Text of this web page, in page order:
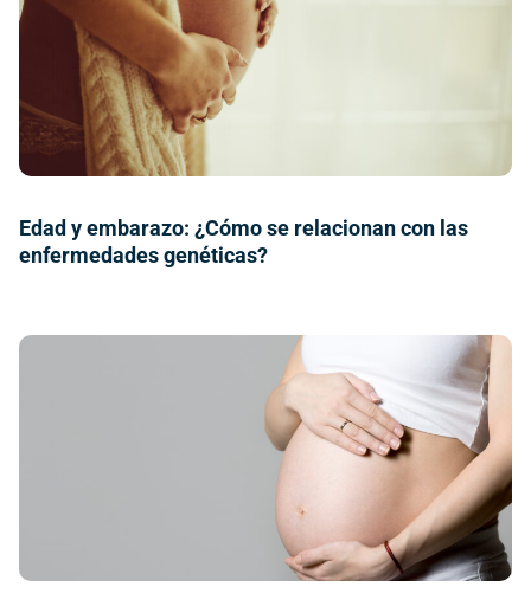
Edad y embarazo: ¿Cómo se relacionan con las
enfermedades genéticas?